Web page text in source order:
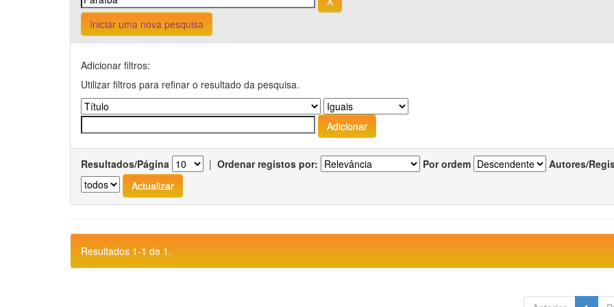
Iniciar uma nova pesquisa
Adicionar filtros:
Utilizar filtros para refinar o resultado da pesquisa.
Resultados/Página | Ordenar registos por: Por ordem Autores/
Resultados 1-1 de 1.